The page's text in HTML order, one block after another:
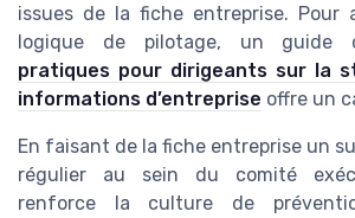
issues de la fiche entreprise. Pour
logique de pilotage, un guide
pratiques pour dirigeants sur la
informations d’entreprise offre un
En faisant de la fiche entreprise un
régulier au sein du comité
renforce la culture de